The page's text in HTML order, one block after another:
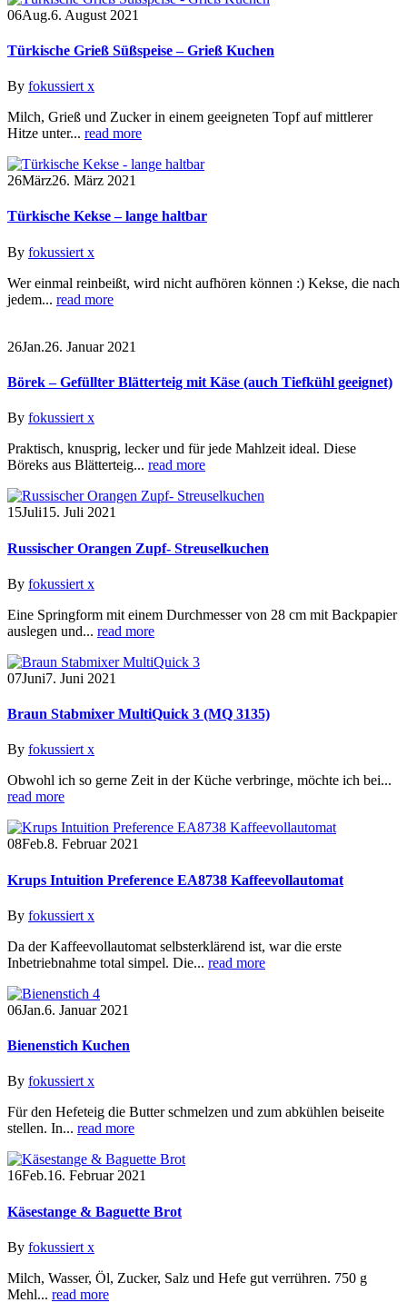
06Aug.6. August 2021
Türkische Grieß Süßspeise – Grieß Kuchen
By fokussiert x
Milch, Grieß und Zucker in einem geeigneten Topf auf mittlerer
Hitze unter... read more
26März26. März 2021
Türkische Kekse – lange haltbar
By fokussiert x
Wer einmal reinbeißt, wird nicht aufhören können :) Kekse, die nach
jedem... read more
26Jan.26. Januar 2021
Börek – Gefüllter Blätterteig mit Käse (auch Tiefkühl geeignet)
By fokussiert x
Praktisch, knusprig, lecker und für jede Mahlzeit ideal. Diese
Böreks aus Blätterteig... read more
15Juli15. Juli 2021
Russischer Orangen Zupf- Streuselkuchen
By fokussiert x
Eine Springform mit einem Durchmesser von 28 cm mit Backpapier
auslegen und... read more
07Juni7. Juni 2021
Braun Stabmixer MultiQuick 3 (MQ 3135)
By fokussiert x
Obwohl ich so gerne Zeit in der Küche verbringe, möchte ich bei...
read more
08Feb.8. Februar 2021
Krups Intuition Preference EA8738 Kaffeevollautomat
By fokussiert x
Da der Kaffeevollautomat selbsterklärend ist, war die erste
Inbetriebnahme total simpel. Die... read more
06Jan.6. Januar 2021
Bienenstich Kuchen
By fokussiert x
Für den Hefeteig die Butter schmelzen und zum abkühlen beiseite
stellen. In... read more
16Feb.16. Februar 2021
Käsestange & Baguette Brot
By fokussiert x
Milch, Wasser, Öl, Zucker, Salz und Hefe gut verrühren. 750 g
Mehl... read more